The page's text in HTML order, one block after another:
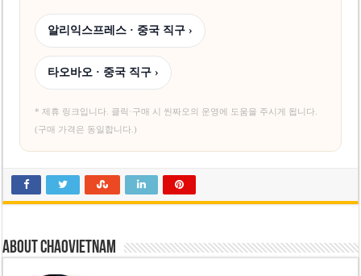
알리익스프레스 · 중국 직구 ›
타오바오 · 중국 직구 ›
* 제휴 링크입니다. 클릭·구매 시 씬짜오의 운영에 도움을 주시게 됩니다.
(구매 가격은 동일합니다.)
About chaovietnam